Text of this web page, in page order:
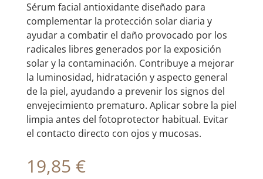
Sérum facial antioxidante diseñado para
complementar la protección solar diaria y
ayudar a combatir el daño provocado por los
radicales libres generados por la exposición
solar y la contaminación. Contribuye a mejorar
la luminosidad, hidratación y aspecto general
de la piel, ayudando a prevenir los signos del
envejecimiento prematuro. Aplicar sobre la piel
limpia antes del fotoprotector habitual. Evitar
el contacto directo con ojos y mucosas.
19,85 €